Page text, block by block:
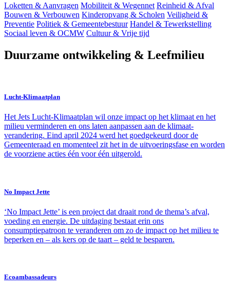
Loketten & Aanvragen Mobiliteit & Wegennet Reinheid & Afval
Bouwen & Verbouwen Kinderopvang & Scholen Veiligheid &
Preventie Politiek & Gemeentebestuur Handel & Tewerkstelling
Sociaal leven & OCMW Cultuur & Vrije tijd
Duurzame ontwikkeling & Leefmilieu
Lucht-Klimaatplan
Het Jets Lucht-Klimaatplan wil onze impact op het klimaat en het
milieu verminderen en ons laten aanpassen aan de klimaat-
verandering. Eind april 2024 werd het goedgekeurd door de
Gemeenteraad en momenteel zit het in de uitvoeringsfase en worden
de voorziene acties één voor één uitgerold.
No Impact Jette
‘No Impact Jette’ is een project dat draait rond de thema’s afval,
voeding en energie. De uitdaging bestaat erin ons
consumptiepatroon te veranderen om zo de impact op het milieu te
beperken en – als kers op de taart – geld te besparen.
Ecoambassadeurs